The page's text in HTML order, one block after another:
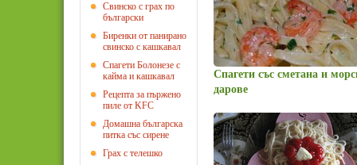
Свинско с грах по
български
Биренки от панирано
свинско с кашкавал
Спагети Болонезе с
кайма и кашкавал
Рецепта за пържено
пиле от KFC
Домашна българска
питка със сирене
Грах с телешко
Спагети със сметана и
дарове